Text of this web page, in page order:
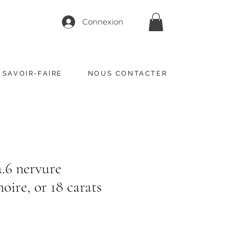
Connexion
FAIRE NOUS CONTACTER
nervure
or 18 carats